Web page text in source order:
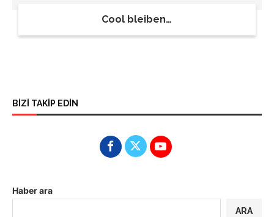
Cool bleiben…
BİZİ TAKİP EDİN
Haber ara
ARA